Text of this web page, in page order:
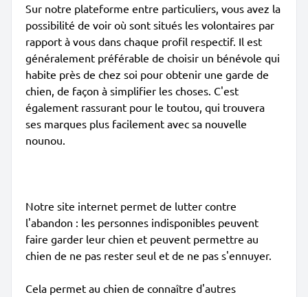
Sur notre plateforme entre particuliers, vous avez la
possibilité de voir où sont situés les volontaires par
rapport à vous dans chaque profil respectif. Il est
généralement préférable de choisir un bénévole qui
habite près de chez soi pour obtenir une garde de
chien, de façon à simplifier les choses. C'est
également rassurant pour le toutou, qui trouvera
ses marques plus facilement avec sa nouvelle
nounou.
Notre site internet permet de lutter contre
l'abandon : les personnes indisponibles peuvent
faire garder leur chien et peuvent permettre au
chien de ne pas rester seul et de ne pas s'ennuyer.
Cela permet au chien de connaître d'autres